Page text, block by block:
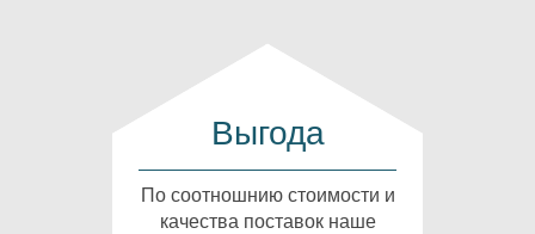
Выгода
По соотношнию стоимости и
качества поставок наше